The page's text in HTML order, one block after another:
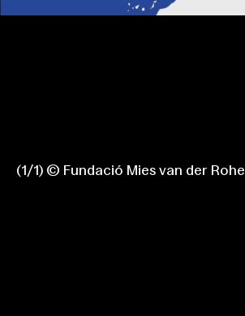
(1/1) © Fundació Mies van der Rohe